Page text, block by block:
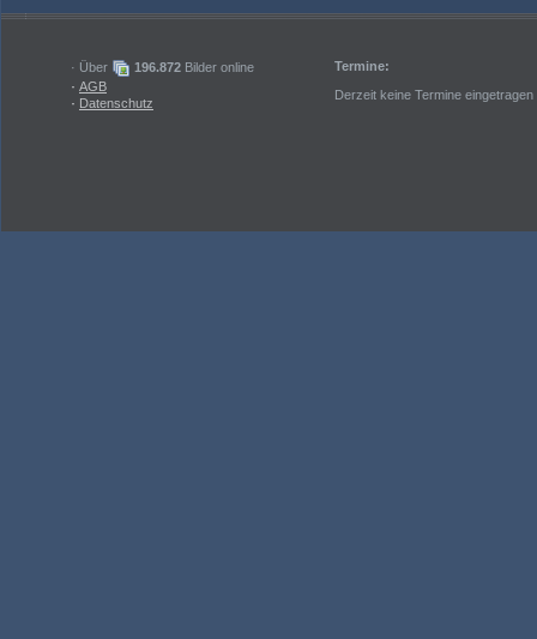
· Über 196.872 Bilder online
· AGB
· Datenschutz
Termine:
Derzeit keine Termine eingetragen